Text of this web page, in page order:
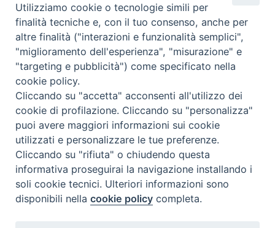
Complesso, Problematico
Tematica: Amore-Sentimenti, Carcere...
Contatti & Info
C.ne Aurelia, 50 – 00165 Roma
Contatti
Utilizziamo cookie o tecnologie simili per
finalità tecniche e, con il tuo consenso, anche per
altre finalità ("interazioni e funzionalità semplici",
"miglioramento dell'esperienza", "misurazione" e
"targeting e pubblicità") come specificato nella
cookie policy.
Cliccando su "accetta" acconsenti all'utilizzo dei
cookie di profilazione. Cliccando su "personalizza"
puoi avere maggiori informazioni sui cookie
utilizzati e personalizzare le tue preferenze.
Cliccando su "rifiuta" o chiudendo questa
informativa proseguirai la navigazione installando i
soli cookie tecnici. Ulteriori informazioni sono
disponibili nellacookie policy completa.